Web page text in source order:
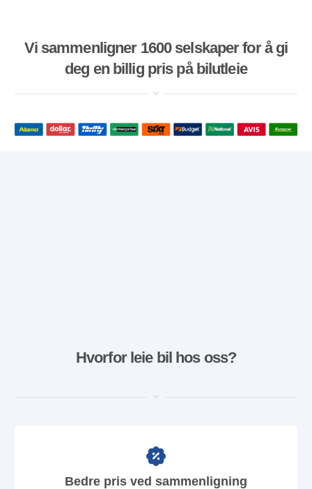
Vi sammenligner 1600 selskaper for å gi
deg en billig pris på bilutleie
Hvorfor leie bil hos oss?
Bedre pris ved sammenligning